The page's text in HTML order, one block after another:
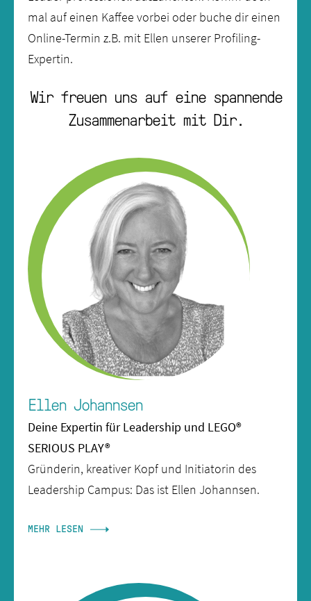
mal auf einen Kaffee vorbei oder buche dir einen
Online-Termin z.B. mit Ellen unserer Profiling-
Expertin.
Wir freuen uns auf eine spannende
Zusammenarbeit mit Dir.
Ellen Johannsen
Deine Expertin für Leadership und LEGO®
SERIOUS PLAY®
Gründerin, kreativer Kopf und Initiatorin des
Leadership Campus: Das ist Ellen Johannsen.
MEHR LESEN